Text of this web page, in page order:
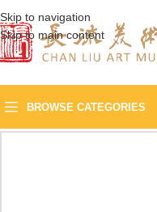
Skip to navigation
Skip to main content
BROWSE CATEGORIES